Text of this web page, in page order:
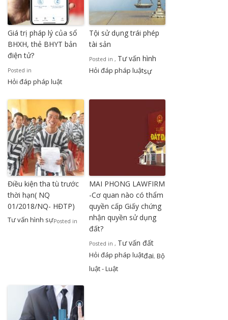
Giá trị pháp lý của sổ
BHXH, thẻ BHYT bản
điện tử?
Posted in
Hỏi đáp pháp luật
Tội sử dụng trái phép
tài sản
Posted in
Hỏi đáp pháp luật
, Tư vấn hình
sự
Điều kiện tha tù trước
thời hạn( NQ
01/2018/NQ- HĐTP)
Posted in
Tư vấn hình sự
MAI PHONG LAWFIRM
-Cơ quan nào có thẩm
quyền cấp Giấy chứng
nhận quyền sử dụng
đất?
Posted in
Hỏi đáp pháp luật
, Tư vấn đất
đai, Bộ
luật - Luật